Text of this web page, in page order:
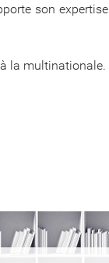
son
la multinationale.